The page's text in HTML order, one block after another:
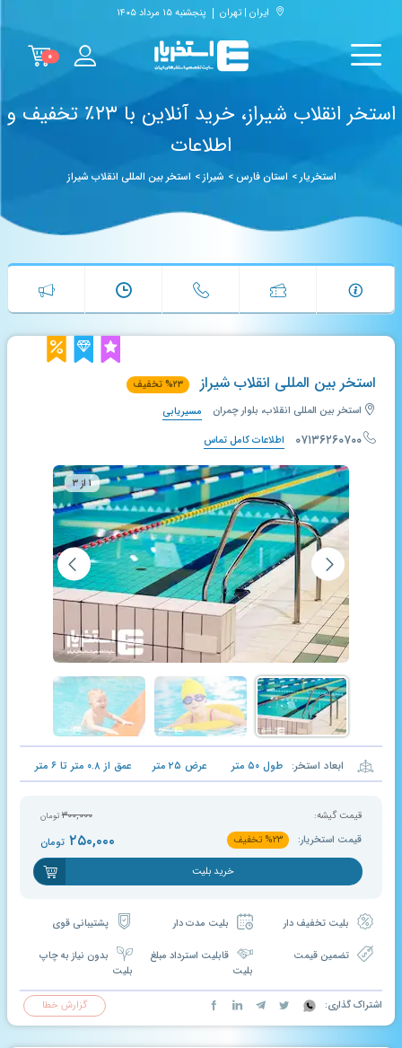
ایران | تهران پنجشنبه ۱۵ مرداد ۱۴۰۵
۰
استخر انقلاب شیراز، خرید آنلاین با ۲۳٪ تخفیف و
اطلاعات
استخریار> استان فارس> شیراز> استخر بین المللی انقلاب شیراز
استخر بین المللی انقلاب شیراز %۲۳ تخفیف
استخر بین المللی انقلاب، بلوار چمران
مسیریابی
۰۷۱۳۶۲۶۰۷۰۰ اطلاعات کامل تماس
۱ از ۳
ابعاد استخر: طول ۵۰متر عرض ۲۵ متر عمق از ۰.۸ متر تا۶ متر
قیمت گیشه: ۳۰۰,۰۰۰ تومان
قیمت استخریار: %۲۳ تخفیف ۲۵۰,۰۰۰ تومان
خرید بلیت
قابلیت استرداد مبلغ
بلیت
پشتیبانی قوی
بدون نیاز به چاپ
بلیت
اشتراک گذاری: گزارش خطا